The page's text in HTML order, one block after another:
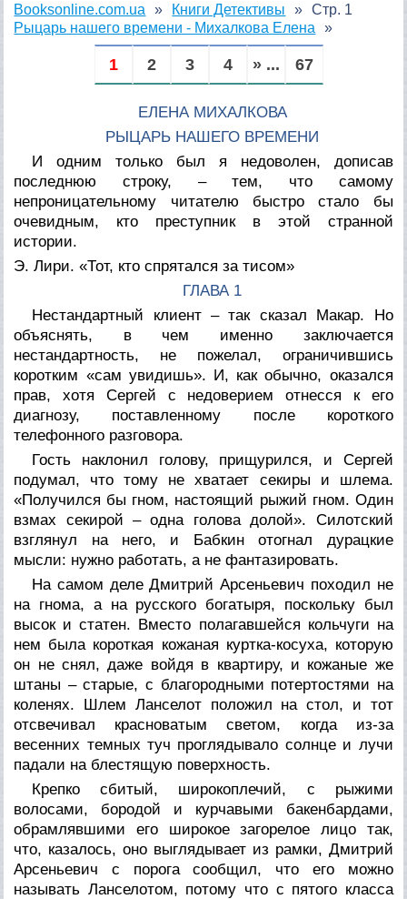
Booksonline.com.ua
Книги Детективы
Рыцарь нашего времени - Михалкова Елена
Стр. 1
1 2 3 4 » ... 67
ЕЛЕНА МИХАЛКОВА
РЫЦАРЬ НАШЕГО ВРЕМЕНИ
И одним только был я недоволен, дописав
последнюю строку, – тем, что самому
непроницательному читателю быстро стало бы
очевидным, кто преступник в этой странной
истории.
Э. Лири. «Тот, кто спрятался за тисом»
ГЛАВА 1
Нестандартный клиент – так сказал Макар. Но
объяснять, в чем именно заключается
нестандартность, не пожелал, ограничившись
коротким «сам увидишь». И, как обычно, оказался
прав, хотя Сергей с недоверием отнесся к его
диагнозу, поставленному после короткого
телефонного разговора.
Гость наклонил голову, прищурился, и Сергей
подумал, что тому не хватает секиры и шлема.
«Получился бы гном, настоящий рыжий гном. Один
взмах секирой – одна голова долой». Силотский
взглянул на него, и Бабкин отогнал дурацкие
мысли: нужно работать, а не фантазировать.
На самом деле Дмитрий Арсеньевич походил не
на гнома, а на русского богатыря, поскольку был
высок и статен. Вместо полагавшейся кольчуги на
нем была короткая кожаная куртка-косуха, которую
он не снял, даже войдя в квартиру, и кожаные же
штаны – старые, с благородными потертостями на
коленях. Шлем Ланселот положил на стол, и тот
отсвечивал красноватым светом, когда из-за
весенних темных туч проглядывало солнце и лучи
падали на блестящую поверхность.
Крепко сбитый, широкоплечий, с рыжими
волосами, бородой и курчавыми бакенбардами,
обрамлявшими его широкое загорелое лицо так,
что, казалось, оно выглядывает из рамки, Дмитрий
Арсеньевич с порога сообщил, что его можно
называть Ланселотом, потому что с пятого класса